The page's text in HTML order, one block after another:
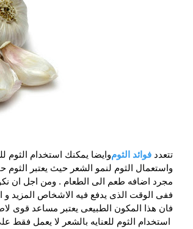
تتعدد فوائد الثوموايضا يمكنك استخدام
واستعمال الثوم لنمو الشعر حيث يعتبر الثوم
مجرد اضافه طعم الى الطعام . ومن اجل ان
ففى الوقت الذى يدفع فيه الاشخاص المزيد
فان هذا المكون الطبيعى يعتبر مساعد قوى
استخدام الثوم للعنايه بالشعر لا يعمل فقط